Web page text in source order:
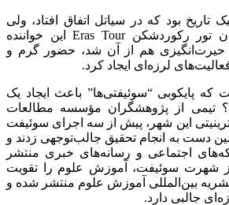
تاریخ بود که در سیاتل اتفاق افتاد، ولی
آخرینش نبود! در جریان تور رکوردشکن Eras Tour این خواننده
هم از آن شد، حضور گرم و
فعالیت‌های لرزه‌ای ایجاد کرد.
که پایکوبی “سوئیفتی‌ها” باعث ایجاد یک
تیمی از پژوهشگران مؤسسه مطالعات
ترینیتی این شهر، پیش از سه اجرای سوئیفت
دست به انجام تحقیق جالب‌توجهی زدند و
اجتماعی و رسانه‌های خبری منتشر
از شهرت سوئیفت، آموزش علوم را تقویت
نشریه بین‌المللی آموزش علوم منتشر شده و
جالبی دارد.